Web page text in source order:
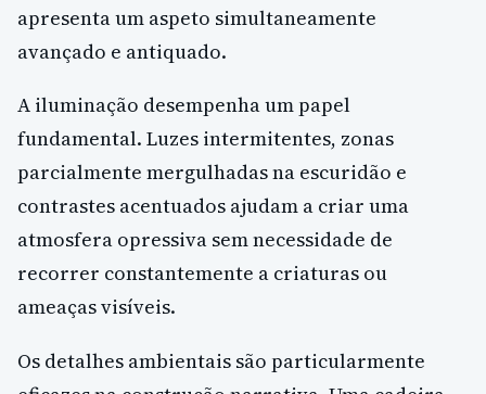
apresenta um aspeto simultaneamente
avançado e antiquado.
A iluminação desempenha um papel
fundamental. Luzes intermitentes, zonas
parcialmente mergulhadas na escuridão e
contrastes acentuados ajudam a criar uma
atmosfera opressiva sem necessidade de
recorrer constantemente a criaturas ou
ameaças visíveis.
Os detalhes ambientais são particularmente